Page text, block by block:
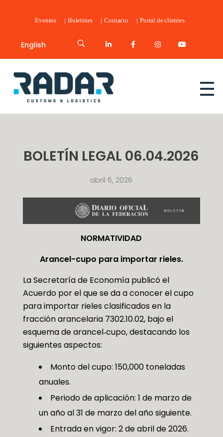
Eventos Boletines Contacto Portal de clientes
English
Radar Customs & Logistics
BOLETÍN LEGAL 06.04.2026
abril 6, 2026
NORMATIVIDAD
Arancel-cupo para importar rieles.
La Secretaría de Economía publicó el
Acuerdo por el que se da a conocer el cupo
para importar rieles clasificados en la
fracción arancelaria 7302.10.02, bajo el
esquema de arancel‑cupo, destacando los
siguientes aspectos:
Monto del cupo: 150,000 toneladas
anuales.
Periodo de aplicación: 1 de marzo de
un año al 31 de marzo del año siguiente.
Entrada en vigor: 2 de abril de 2026.